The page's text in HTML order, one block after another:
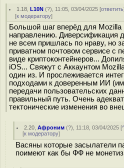
1.18 ,L10N (?), 11:05, 03/04/2025 [ответить
[к модератору]
Большой шаг вперёд для Mozilla
направлению. Диверсификация
не всем пришлась по нраву, но
приватном почтовом сервисе с
виде криптоконтейнеров...
iOS... Свяжут с Аккаунтом
один из. И прослеживается
подходами к доверенным ИИ
передачи пользовательских
правильный путь. Очень
тектонические изменения во
2.20 ,Афроним (?), 11:18, 03/04/2025 [
[к модератору]
Васяны которые засылатели
поимеют как бы ФФ не